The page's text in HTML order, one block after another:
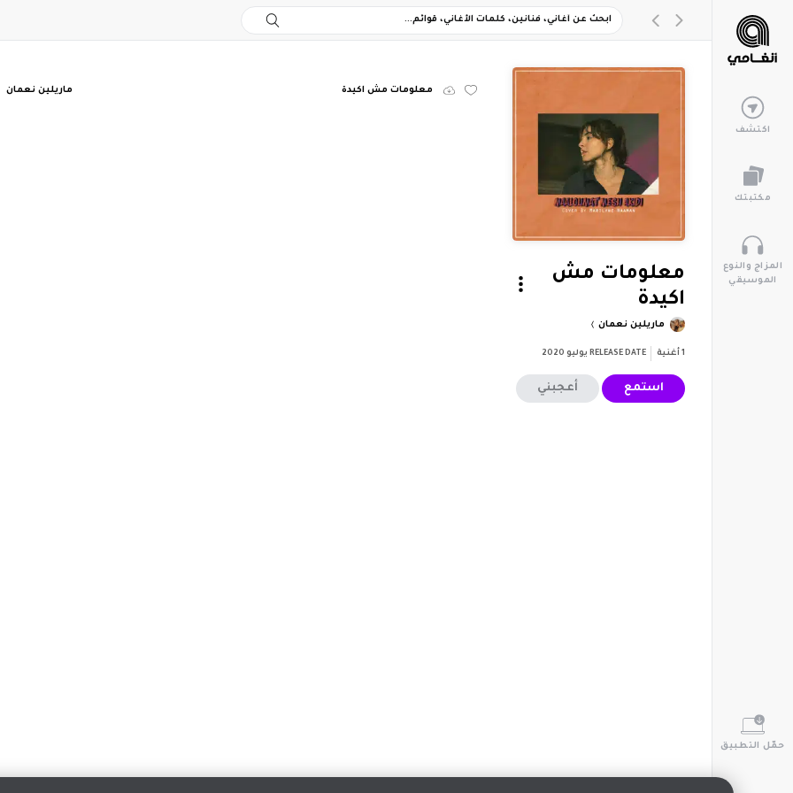
اكتشف
مكتبتك
المزاج والنوع
الموسيقي
حمّل التطبيق
معلومات مش
اكيدة
ماريلين نعمان
1 أغنية RELEASE DATE يوليو 2020
استمع أعجبني
معلومات مش اكيدة ماريلين نعمان